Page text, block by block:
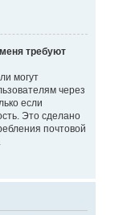
требуют
могут
через
если
Это сделано
почтовой